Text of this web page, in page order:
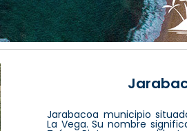
Jarabacoa municipio
La Vega. Su nombre